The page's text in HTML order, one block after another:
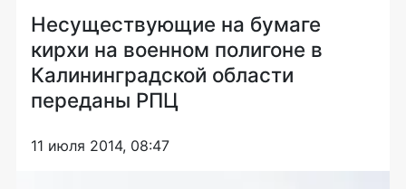
Несуществующие на бумаге
кирхи на военном полигоне в
Калининградской области
переданы РПЦ
11 июля 2014, 08:47